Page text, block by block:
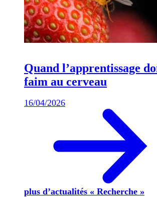
Quand l’apprentissage
faim au cerveau
16/04/2026
plus d’actualités « Recherche »